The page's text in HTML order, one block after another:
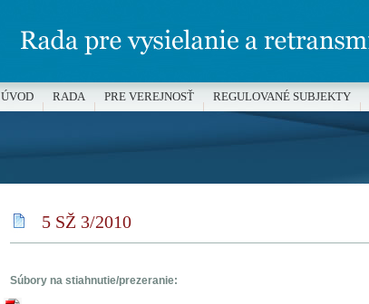
5 SŽ 3/2010
Súbory na stiahnutie/prezeranie:
ÚVOD RADA PRE VEREJNOSŤ REGULOVANÉ SUBJEKTY